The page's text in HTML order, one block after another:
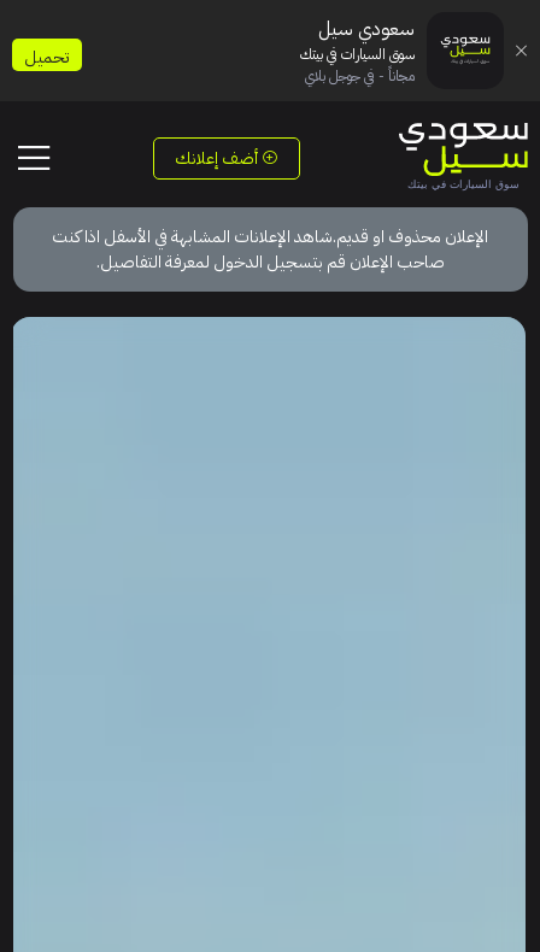
أضف إعلانك
الإعلان محذوف او قديم.شاهد الإعلانات المشابهة في الأسفل اذا كنت
صاحب الإعلان قم بتسجيل الدخول لمعرفة التفاصيل.
سعودي سيل
سوق السيارات في بيتك
مجاناً - في جوجل بلاي
تحميل